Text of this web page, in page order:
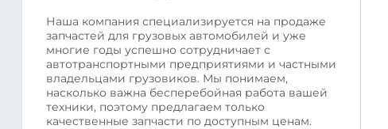
Наша компания специализируется на продаже
запчастей для грузовых автомобилей и уже
многие годы успешно сотрудничает с
автотранспортными предприятиями и частными
владельцами грузовиков. Мы понимаем,
насколько важна бесперебойная работа вашей
техники, поэтому предлагаем только
качественные запчасти по доступным ценам.